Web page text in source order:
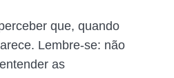
que, quando
Lembre-se: não
as